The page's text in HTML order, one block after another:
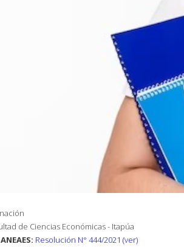
de Ciencias Económicas - Itapúa
Resolución N° 444/2021 (ver)